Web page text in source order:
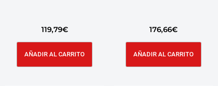
119,79€
AÑADIR AL CARRITO
176,66€
AÑADIR AL CARRITO